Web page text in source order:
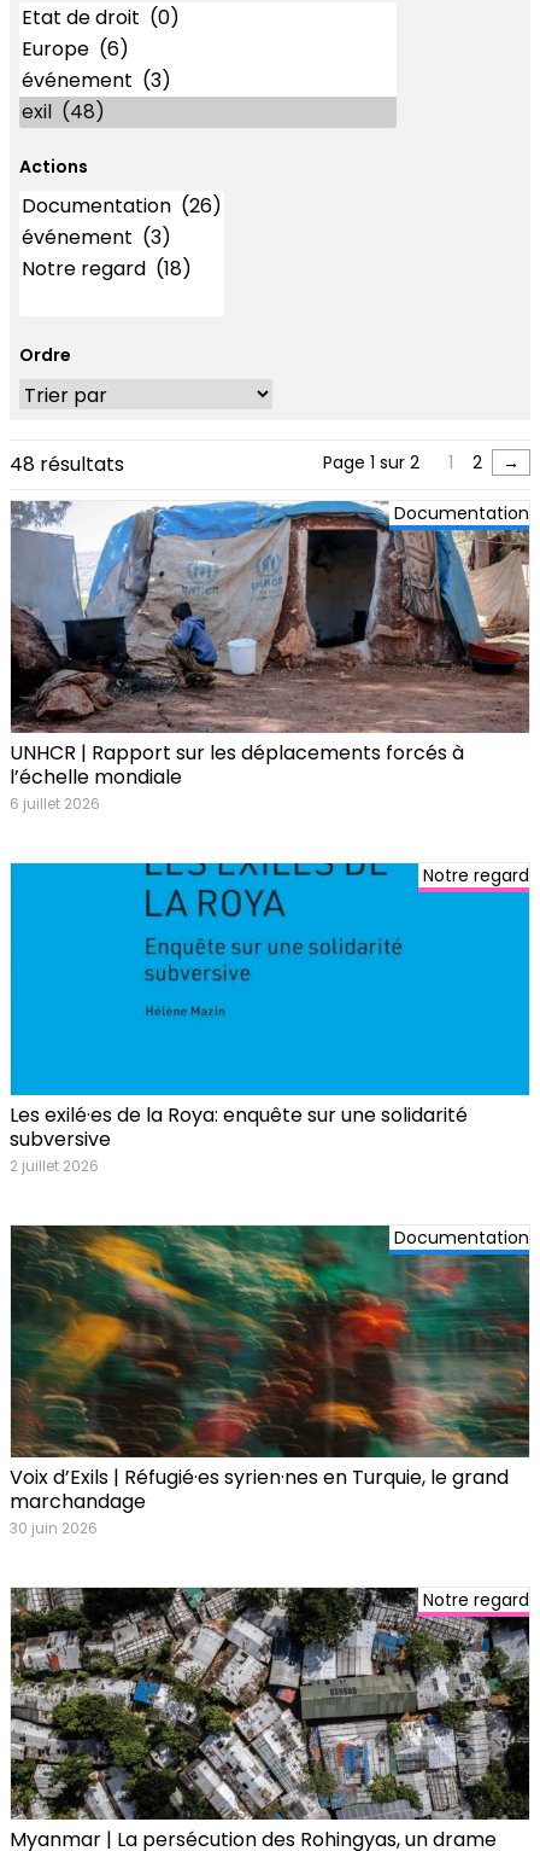
Mots-clés
Actions
Actions
Ordre
48 résultats Page 1 sur 2 1 2 →
Documentation
UNHCR | Rapport sur les déplacements forcés à
l’échelle mondiale
6 juillet 2026
Notre regard
Les exilé·es de la Roya: enquête sur une solidarité
subversive
2 juillet 2026
Documentation
Voix d’Exils | Réfugié·es syrien·nes en Turquie, le grand
marchandage
30 juin 2026
Notre regard
Myanmar | La persécution des Rohingyas, un drame